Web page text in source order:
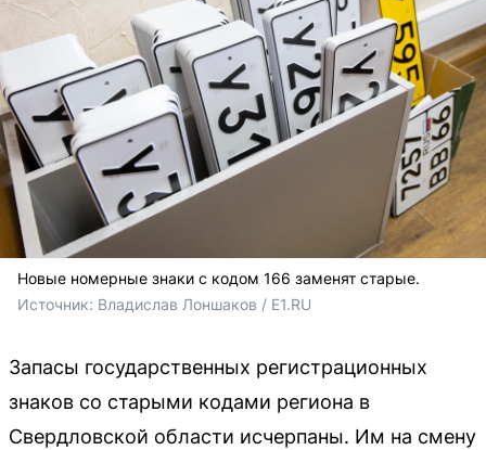
Новые номерные знаки с кодом 166 заменят старые.
Источник: Владислав Лоншаков / E1.RU
Запасы государственных регистрационных
знаков со старыми кодами региона в
Свердловской области исчерпаны. Им на смену